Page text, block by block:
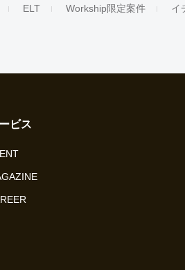
ELT Workship限定案件 イ
ビス